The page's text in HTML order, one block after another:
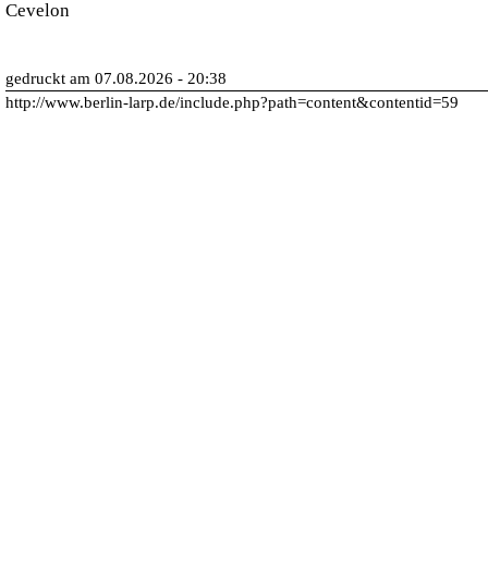
Cevelon
gedruckt am 07.08.2026 - 20:38
http://www.berlin-larp.de/include.php?path=content&contentid=59